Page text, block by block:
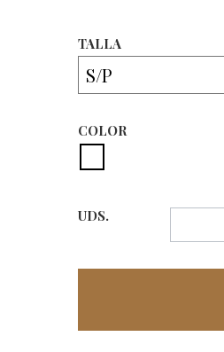
TALLA
COLOR
UDS.